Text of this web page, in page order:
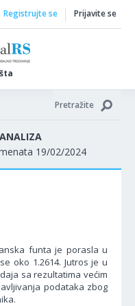
Registrujte se Prijavite se
Pretražite
19/02/2024
funta je porasla u
oko 1.2614. Jutros je u
sa rezultatima većim
podataka zbog